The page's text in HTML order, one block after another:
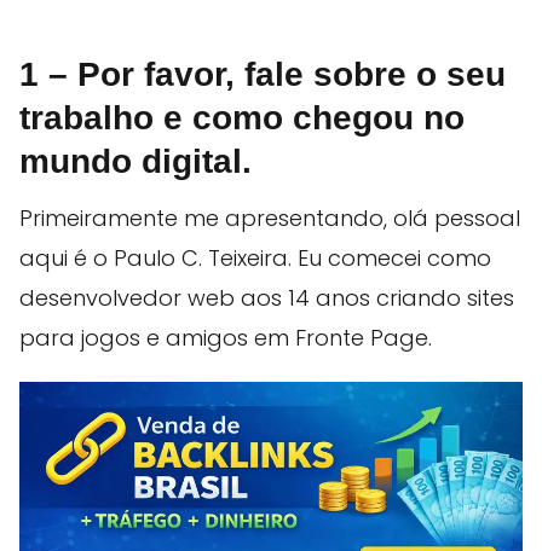
1 – Por favor, fale sobre o seu
trabalho e como chegou no
mundo digital.
Primeiramente me apresentando, olá pessoal
aqui é o Paulo C. Teixeira. Eu comecei como
desenvolvedor web aos 14 anos criando sites
para jogos e amigos em Fronte Page.